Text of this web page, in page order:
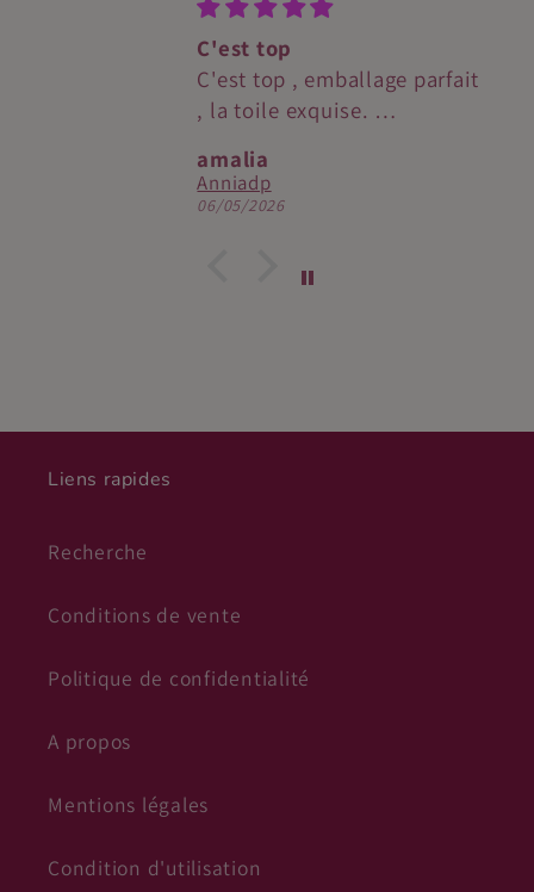
C'est top
C'est top , emballage parfait
, la toile exquise.
amalia
Anniadp
06/05/2026
Liens rapides
Recherche
Conditions de vente
Politique de confidentialité
A propos
Mentions légales
Condition d'utilisation